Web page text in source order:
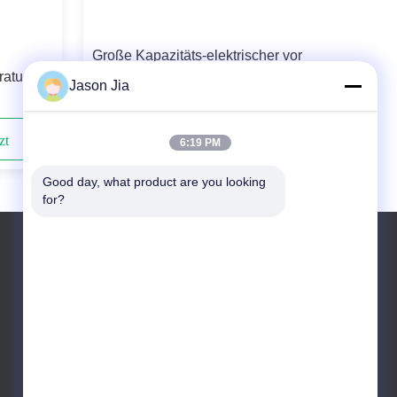
Große Kapazitäts-elektrischer vor
Luftkühler für Chemiefaser-Industrie
Kontaktieren Sie uns jetzt
Jason Jia
6:19 PM
Good day, what product are you looking
for?